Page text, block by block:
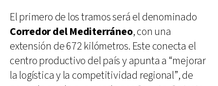
El primero de los tramos será el denominado
Corredor del Mediterráneo, con una
extensión de 672 kilómetros. Este conecta el
centro productivo del país y apunta a “mejorar
la logística y la competitividad regional”, de